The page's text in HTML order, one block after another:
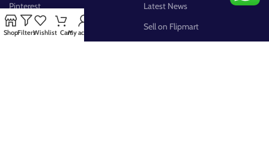
Pinterest
FB Group
Latest News
Sell on Flipmart
ShopFiltersWishlist CartMy account